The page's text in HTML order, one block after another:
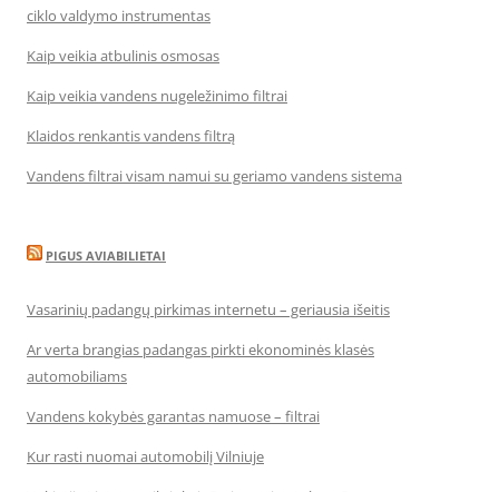
ciklo valdymo instrumentas
Kaip veikia atbulinis osmosas
Kaip veikia vandens nugeležinimo filtrai
Klaidos renkantis vandens filtrą
Vandens filtrai visam namui su geriamo vandens sistema
PIGUS AVIABILIETAI
Vasarinių padangų pirkimas internetu – geriausia išeitis
Ar verta brangias padangas pirkti ekonominės klasės
automobiliams
Vandens kokybės garantas namuose – filtrai
Kur rasti nuomai automobilį Vilniuje